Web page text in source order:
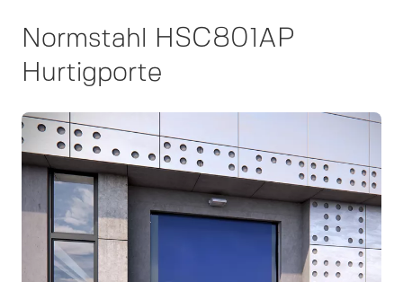
Normstahl HSC801AP
Hurtigporte